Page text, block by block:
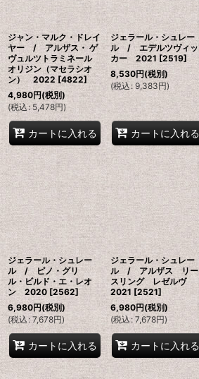
ジャン・マルク・ドレイ
ヤー / アルザス・ ゲ
ヴュルツトラミネール
オリジン（マセラシオ
ン） 2022 [4822]
4,980円(税別)
(税込: 5,478円)
カートに入れる
ジェラール・シュレー
ル / エデルツヴィッ
カー 2021 [2519]
8,530円(税別)
(税込: 9,383円)
カートに入れる
ジェラール・シュレー
ル / ピノ・グリ
ル・ビルド・エ・レオ
ン 2020 [2562]
6,980円(税別)
(税込 : 7,678円)
カートに入れる
ジェラール・シュレー
ル / アルザス リー
スリング レゼルヴ
2021 [2521]
6,980円(税別)
(税込: 7,678円)
カートに入れる